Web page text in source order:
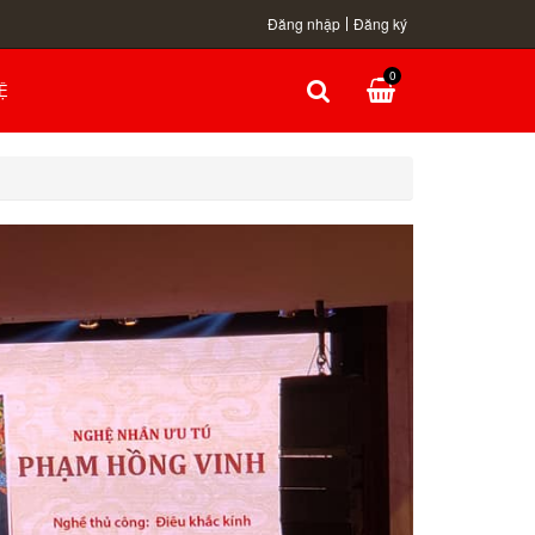
Đăng nhập Đăng ký
0